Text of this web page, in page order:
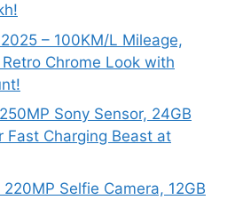
– 100KM/L Mileage,
Chrome Look with
Sony Sensor, 24GB
Fast Charging Beast at
Selfie Camera, 12GB